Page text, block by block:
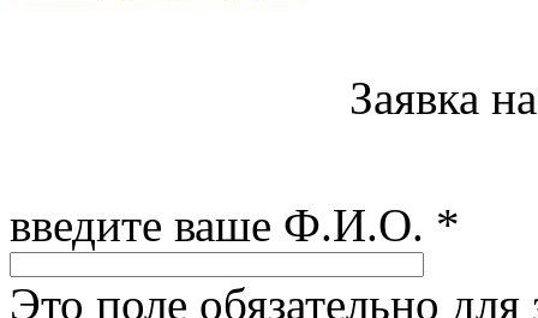
Заявка
введите ваше Ф.И.О. *
Это поле обязательно для